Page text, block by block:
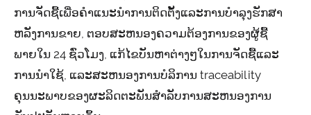
ການຈັດຊື້ເພື່ອຄໍາແນະນໍາການຕິດຕັ້ງແລະການບໍາລຸງຮັກສາ
ຫລັງການຂາຍ, ຕອບສະຫນອງຄວາມຕ້ອງການຂອງຜູ້ຊື້
ພາຍໃນ 24 ຊົ່ວໂມງ, ແກ້ໄຂບັນຫາຕ່າງໆໃນການຈັດຊື້ແລະ
ການນໍາໃຊ້, ແລະສະຫນອງການບໍລິການ traceability
ຄຸນນະພາບຂອງຜະລິດຕະພັນສໍາລັບການສະຫນອງການ